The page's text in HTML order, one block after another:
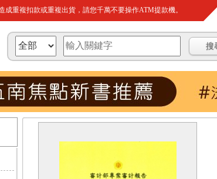
重複扣款或重複出貨，請您千萬不要操作ATM提款機。